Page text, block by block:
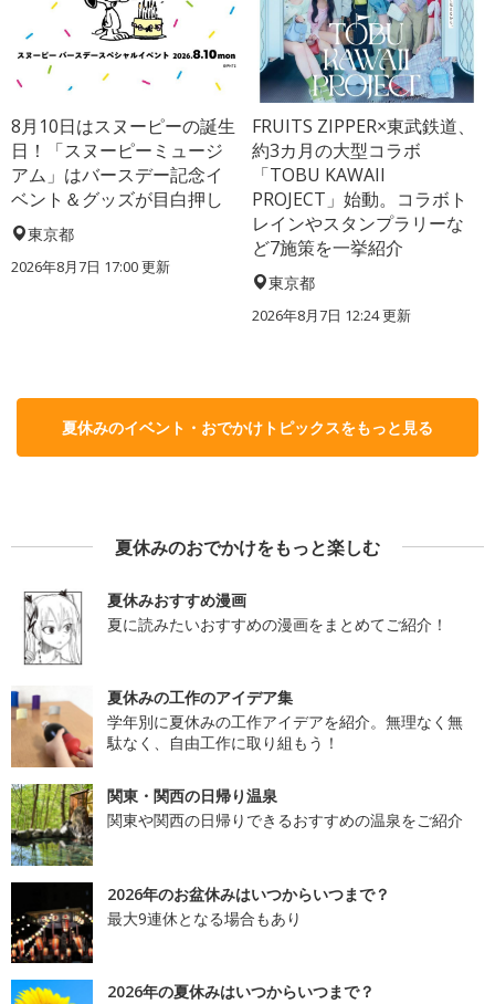
8月10日はスヌーピーの誕生
日！「スヌーピーミュージ
アム」はバースデー記念イ
ベント＆グッズが目白押し
東京都
2026年8月7日 17:00更新
FRUITS ZIPPER×東武鉄道、
約3カ月の大型コラボ
「TOBU KAWAII
PROJECT」始動。コラボト
レインやスタンプラリーな
ど7施策を一挙紹介
東京都
2026年8月7日 12:24更新
夏休みのイベント・おでかけトピックスをもっと見る
夏休みのおでかけをもっと楽しむ
夏休みおすすめ漫画
夏に読みたいおすすめの漫画をまとめてご紹介！
夏休みの工作のアイデア集
学年別に夏休みの工作アイデアを紹介。無理なく無
駄なく、自由工作に取り組もう！
関東・関西の日帰り温泉
関東や関西の日帰りできるおすすめの温泉をご紹介
2026年のお盆休みはいつからいつまで？
最大9連休となる場合もあり
2026年の夏休みはいつからいつまで？